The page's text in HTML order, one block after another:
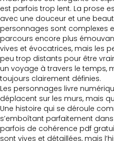
est parfois trop lent. La prose
avec une douceur et une
personnages sont complexes
parcours encore plus
vives et évocatrices, mais les
peu trop distants pour être
un voyage à travers le temps,
toujours clairement définies.
Les personnages livre
déplacent sur les murs, mais
Une histoire qui se déroule
s’emboîtant parfaitement
parfois de cohérence pdf
sont vives et détaillées, mais